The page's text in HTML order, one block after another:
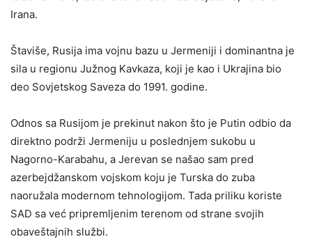
Irana.
Štaviše, Rusija ima vojnu bazu u Jermeniji i dominantna je
sila u regionu Južnog Kavkaza, koji je kao i Ukrajina bio
deo Sovjetskog Saveza do 1991. godine.
Odnos sa Rusijom je prekinut nakon što je Putin odbio da
direktno podrži Jermeniju u poslednjem sukobu u
Nagorno-Karabahu, a Jerevan se našao sam pred
azerbejdžanskom vojskom koju je Turska do zuba
naoružala modernom tehnologijom. Tada priliku koriste
SAD sa već pripremljenim terenom od strane svojih
obaveštajnih službi.